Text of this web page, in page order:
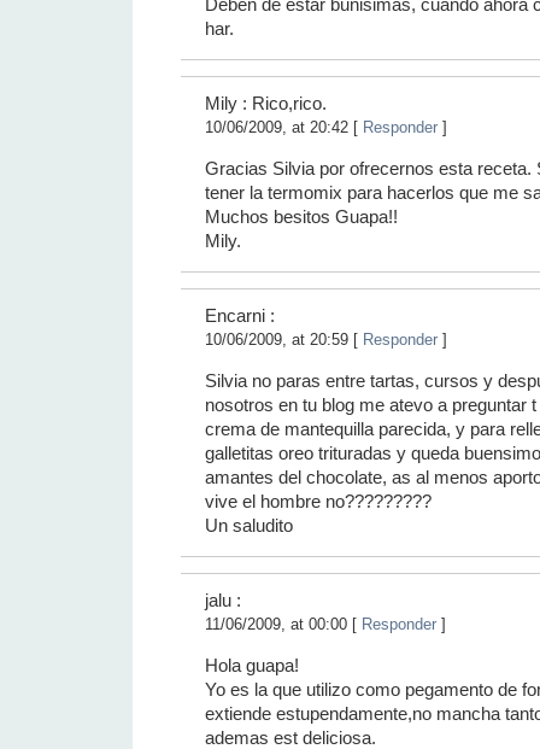
Deben de estar bunisimas, cuando ahora
har.
Mily : Rico,rico.
10/06/2009, at 20:42 [ Responder ]
Gracias Silvia por ofrecernos esta receta.
tener la termomix para hacerlos que me
Muchos besitos Guapa!!
Mily.
Encarni :
10/06/2009, at 20:59 [ Responder ]
Silvia no paras entre tartas, cursos y
nosotros en tu blog me atevo a preguntar
crema de mantequilla parecida, y para
galletitas oreo trituradas y queda
amantes del chocolate, as al menos
vive el hombre no?????????
Un saludito
jalu :
11/06/2009, at 00:00 [ Responder ]
Hola guapa!
Yo es la que utilizo como pegamento de
extiende estupendamente,no mancha
ademas est deliciosa.